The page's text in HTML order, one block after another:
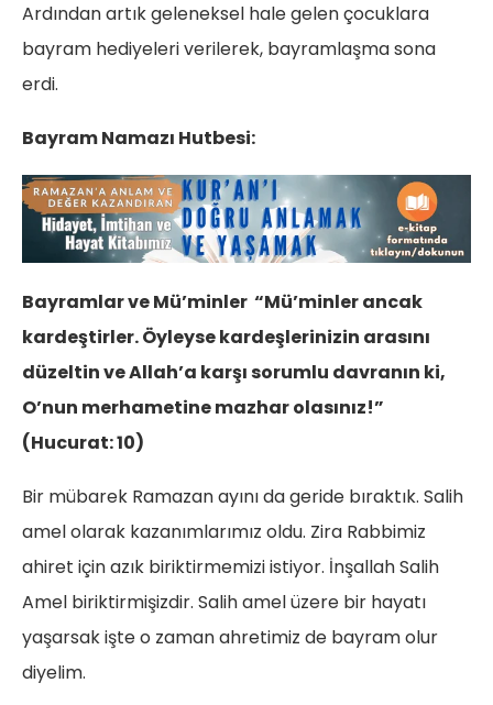
Ardından artık geleneksel hale gelen çocuklara
bayram hediyeleri verilerek, bayramlaşma sona
erdi.
Bayram Namazı Hutbesi:
Bayramlar ve Mü’minler “Mü’minler ancak
kardeştirler. Öyleyse kardeşlerinizin arasını
düzeltin ve Allah’a karşı sorumlu davranın ki,
O’nun merhametine mazhar olasınız!”
(Hucurat: 10)
Bir mübarek Ramazan ayını da geride bıraktık. Salih
amel olarak kazanımlarımız oldu. Zira Rabbimiz
ahiret için azık biriktirmemizi istiyor. İnşallah Salih
Amel biriktirmişizdir. Salih amel üzere bir hayatı
yaşarsak işte o zaman ahretimiz de bayram olur
diyelim.